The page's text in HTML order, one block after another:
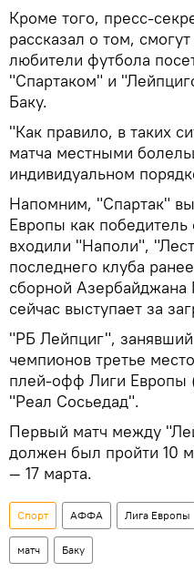
Кроме того, пресс-
рассказал о том,
любители футбола
"Спартаком" и
Баку.
"Как правило, в таких
матча местными
индивидуальном
Напомним, "Спартак"
Европы как
входили "Наполи",
последнего клуба
сборной
сейчас выступает за
"РБ Лейпциг",
чемпионов третье
плей-офф Лиги Европы
"Реал Сосьедад".
Первый матч между
должен был пройти 10
— 17 марта.
Спорт АФФА Лига Европы
матч Баку